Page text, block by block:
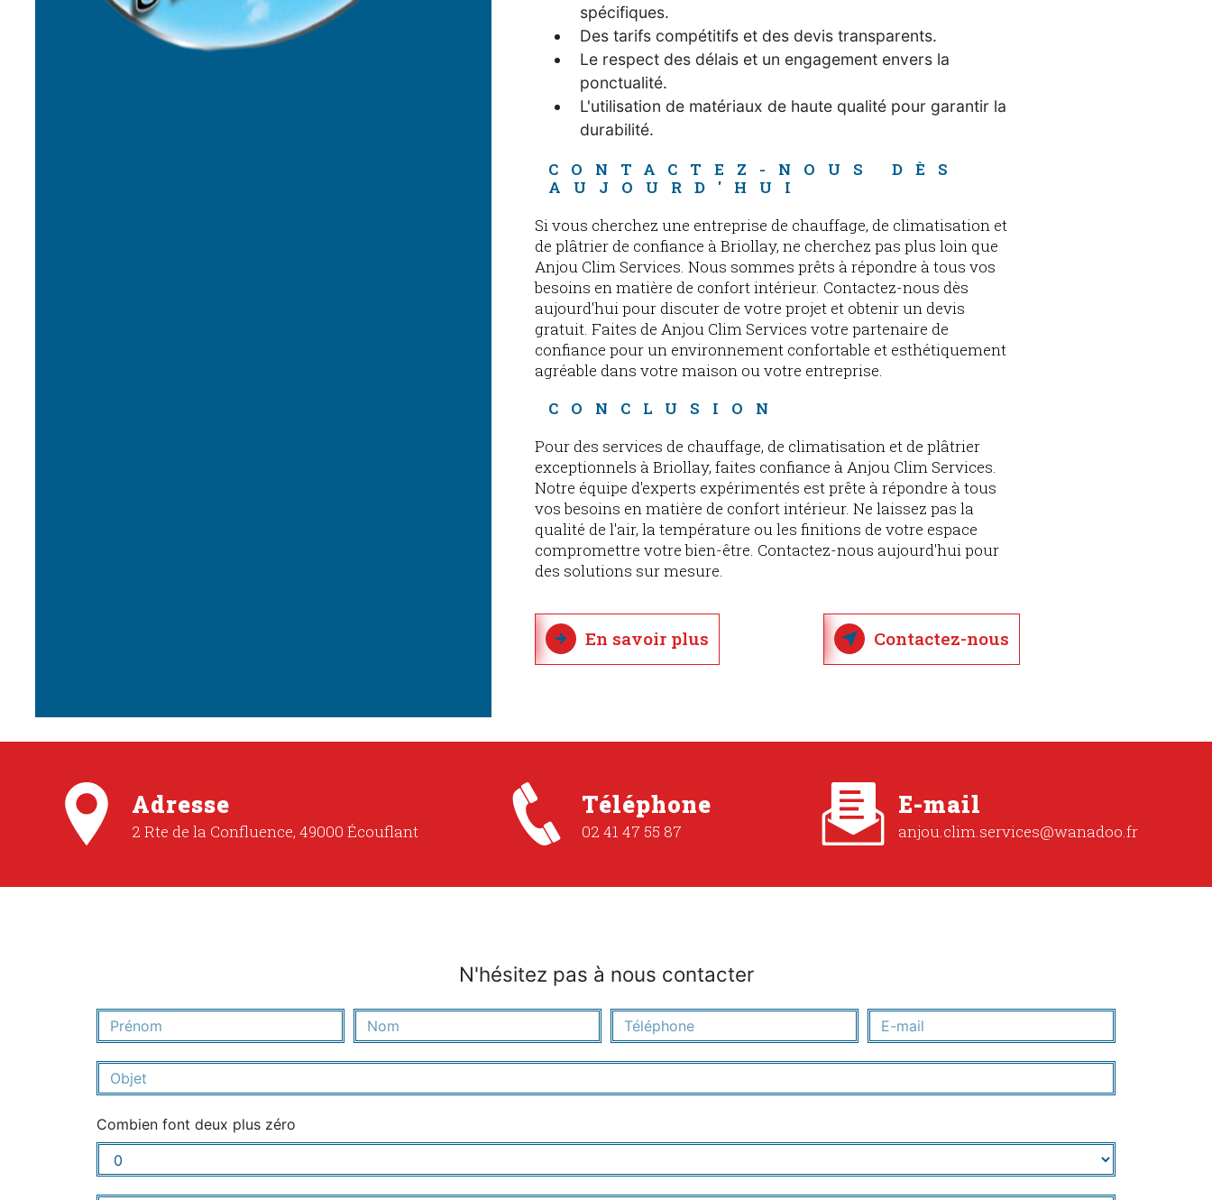
spécifiques.
Des tarifs compétitifs et des devis transparents.
Le respect des délais et un engagement envers la
ponctualité.
L'utilisation de matériaux de haute qualité pour garantir la
durabilité.
CONTACTEZ-NOUS DÈS
AUJOURD'HUI
Si vous cherchez une entreprise de chauffage, de climatisation et
de plâtrier de confiance à Briollay, ne cherchez pas plus loin que
Anjou Clim Services. Nous sommes prêts à répondre à tous vos
besoins en matière de confort intérieur. Contactez-nous dès
aujourd'hui pour discuter de votre projet et obtenir un devis
gratuit. Faites de Anjou Clim Services votre partenaire de
confiance pour un environnement confortable et esthétiquement
agréable dans votre maison ou votre entreprise.
CONCLUSION
Pour des services de chauffage, de climatisation et de plâtrier
exceptionnels à Briollay, faites confiance à Anjou Clim Services.
Notre équipe d'experts expérimentés est prête à répondre à tous
vos besoins en matière de confort intérieur. Ne laissez pas la
qualité de l'air, la température ou les finitions de votre espace
compromettre votre bien-être. Contactez-nous aujourd'hui pour
des solutions sur mesure.
En savoir plus Contactez-nous
Adresse
2 Rte de la Confluence, 49000 Écouflant
Téléphone
02 41 47 55 87
E-mail
anjou.clim.services@wanadoo.fr
N'hésitez pas à nous contacter
Combien font deux plus zéro